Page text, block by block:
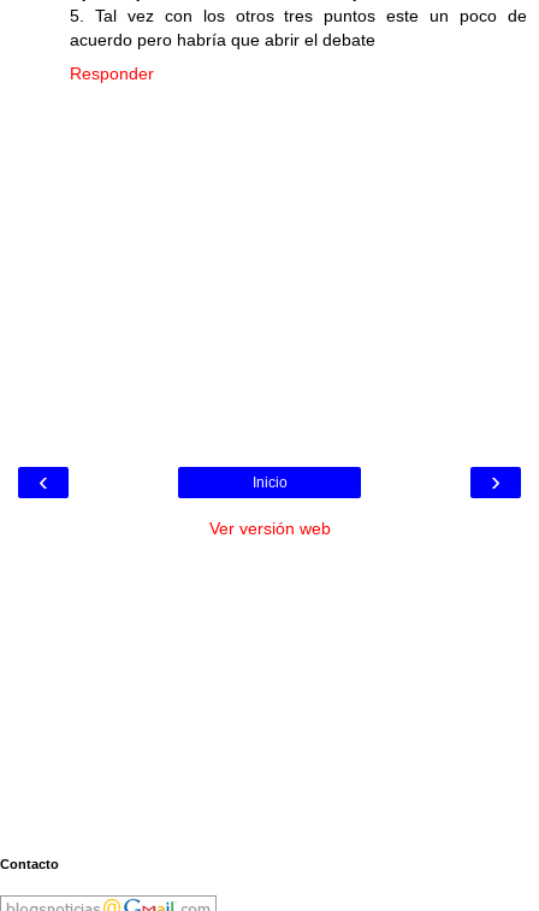
5. Tal vez con los otros tres puntos este un poco de
acuerdo pero habría que abrir el debate
Responder
‹ ›
Inicio
Ver versión web
Contacto